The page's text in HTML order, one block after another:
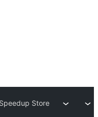
Speedup Store